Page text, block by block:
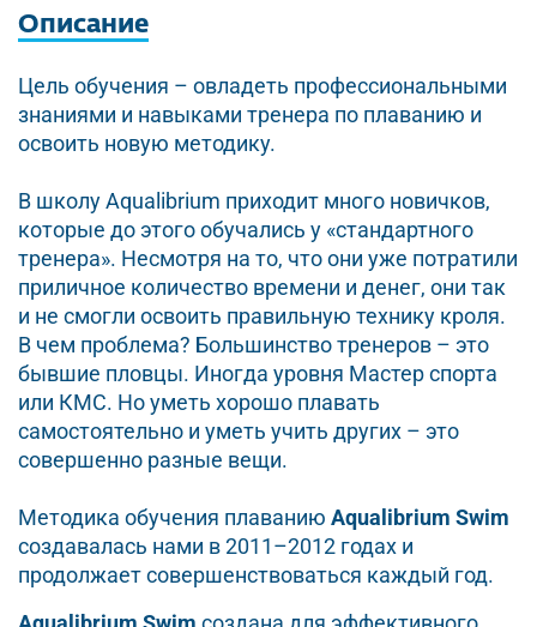
Описание
Цель обучения – овладеть профессиональными
знаниями и навыками тренера по плаванию и
освоить новую методику.
В школу Aqualibrium приходит много новичков,
которые до этого обучались у «стандартного
тренера». Несмотря на то, что они уже потратили
приличное количество времени и денег, они так
и не смогли освоить правильную технику кроля.
В чем проблема? Большинство тренеров – это
бывшие пловцы. Иногда уровня Мастер спорта
или КМС. Но уметь хорошо плавать
самостоятельно и уметь учить других – это
совершенно разные вещи.
Методика обучения плаванию Aqualibrium Swim
создавалась нами в 2011–2012 годах и
продолжает совершенствоваться каждый год.